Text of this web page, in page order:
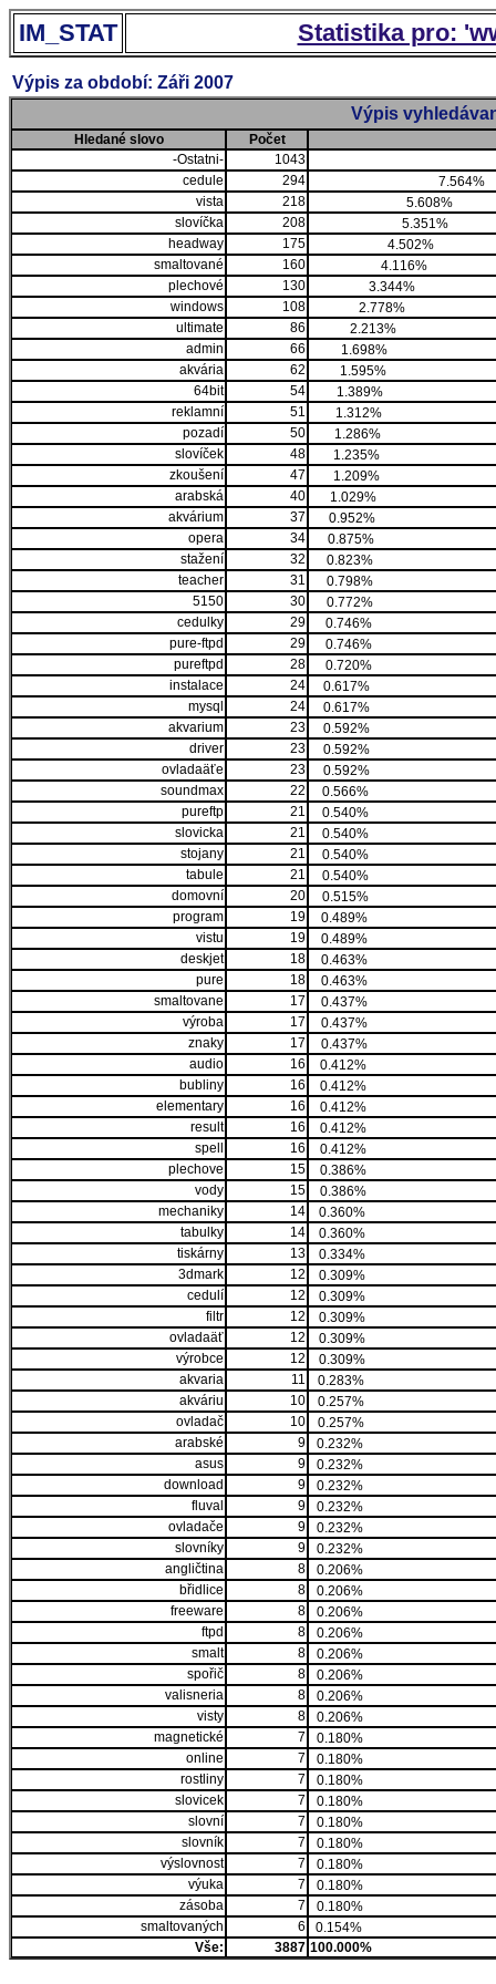
IM_STAT Statistika pro:
Výpis za období: Záři 2007
Výpis
Hledané slovo
Počet
-Ostatni-
1043
cedule
294
7.564%
vista
218
5.608%
slovíčka
208
5.351%
headway
175
4.502%
smaltované
160
4.116%
plechové
130
3.344%
windows
108
2.778%
ultimate
86
2.213%
admin
66
1.698%
akvária
62
1.595%
64bit
54
1.389%
reklamní
51
1.312%
pozadí
50
1.286%
slovíček
48
1.235%
zkoušení
47
1.209%
arabská
40
1.029%
akvárium
37
0.952%
opera
34
0.875%
stažení
32
0.823%
teacher
31
0.798%
5150
30
0.772%
cedulky
29
0.746%
pure-ftpd
29
0.746%
pureftpd
28
0.720%
instalace
24
0.617%
mysql
24
0.617%
akvarium
23
0.592%
driver
23
0.592%
ovladaäťe
23
0.592%
soundmax
22
0.566%
pureftp
21
0.540%
slovicka
21
0.540%
stojany
21
0.540%
tabule
21
0.540%
domovní
20
0.515%
program
19
0.489%
vistu
19
0.489%
deskjet
18
0.463%
pure
18
0.463%
smaltovane
17
0.437%
výroba
17
0.437%
znaky
17
0.437%
audio
16
0.412%
bubliny
16
0.412%
elementary
16
0.412%
result
16
0.412%
spell
16
0.412%
plechove
15
0.386%
vody
15
0.386%
mechaniky
14
0.360%
tabulky
14
0.360%
tiskárny
13
0.334%
3dmark
12
0.309%
cedulí
12
0.309%
filtr
12
0.309%
ovladaäť
12
0.309%
výrobce
12
0.309%
akvaria
11
0.283%
akváriu
10
0.257%
ovladač
10
0.257%
arabské
9
0.232%
asus
9
0.232%
download
9
0.232%
fluval
9
0.232%
ovladače
9
0.232%
slovníky
9
0.232%
angličtina
8
0.206%
břidlice
8
0.206%
freeware
8
0.206%
ftpd
8
0.206%
smalt
8
0.206%
spořič
8
0.206%
valisneria
8
0.206%
visty
8
0.206%
magnetické
7
0.180%
online
7
0.180%
rostliny
7
0.180%
slovicek
7
0.180%
slovní
7
0.180%
slovník
7
0.180%
výslovnost
7
0.180%
výuka
7
0.180%
zásoba
7
0.180%
smaltovaných
6
0.154%
Vše:
3887 100.000%